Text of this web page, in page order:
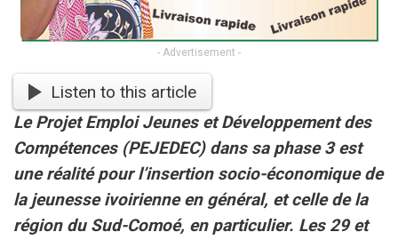
- Advertisement -
Listen to this article
Le Projet Emploi Jeunes et Développement des
Compétences (PEJEDEC) dans sa phase 3 est
une réalité pour l’insertion socio-économique de
la jeunesse ivoirienne en général, et celle de la
région du Sud-Comoé, en particulier. Les 29 et